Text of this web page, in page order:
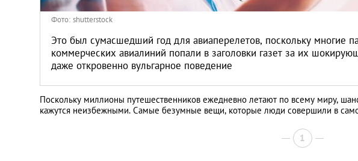
Санкт-Петербург
Фото: shutterstock
Это был сумасшедший год для авиаперелетов, поскольку многие
коммерческих авиалиний попали в заголовки газет за их
даже откровенно вульгарное поведение
Поскольку миллионы путешественников ежедневно летают по всему миру,
кажутся неизбежными. Самые безумные вещи, которые люди совершили в
1